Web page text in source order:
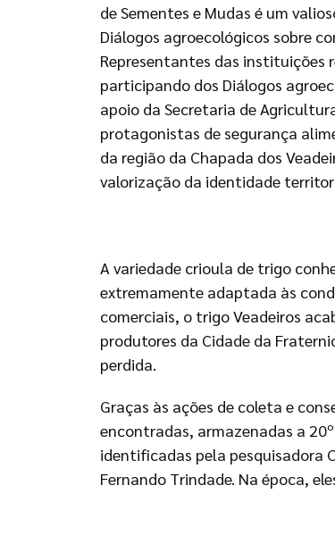
de Sementes e Mudas é um
Diálogos agroecológicos sobre
Representantes das instituições
participando dos Diálogos
apoio da Secretaria de
protagonistas de segurança
da região da Chapada dos
valorização da identidade
A variedade crioula de trigo
extremamente adaptada às
comerciais, o trigo Veadeiros
produtores da Cidade da
perdida.
Graças às ações de coleta e
encontradas, armazenadas a
identificadas pela pesquisadora
Fernando Trindade. Na época,